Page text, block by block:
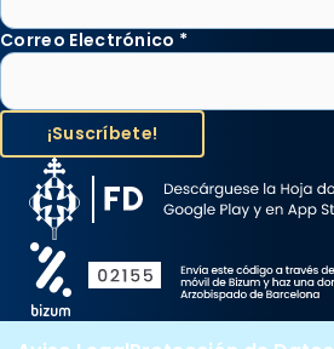
Correo Electrónico *